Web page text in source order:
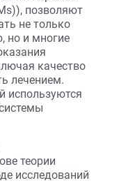
позволяют
не только
но и многие
качество
лечением.
используются
теории
исследований